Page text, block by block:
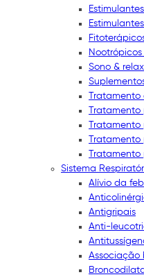
Sono &
Tratamento
Tratamento
Tratamento
Tratamento
Tratamento
Sistema
Alívio da
Antigripais
Anti-
Associação